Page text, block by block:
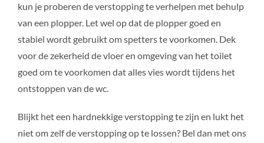
kun je proberen de verstopping te verhelpen met behulp
van een plopper. Let wel op dat de plopper goed en
stabiel wordt gebruikt om spetters te voorkomen. Dek
voor de zekerheid de vloer en omgeving van het toilet
goed om te voorkomen dat alles vies wordt tijdens het
ontstoppen van de wc.
Blijkt het een hardnekkige verstopping te zijn en lukt het
niet om zelf de verstopping op te lossen? Bel dan met ons